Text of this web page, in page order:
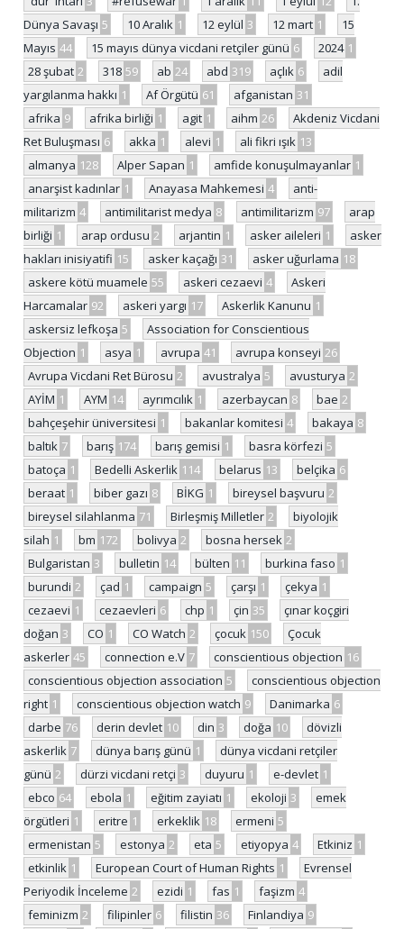
Dünya Savaşı 5 10 Aralık 1 12 eylül 3 12 mart 1
15
Mayıs 44 15 mayıs dünya vicdani retçiler günü 6 2024 1
28 şubat 2 318 59 ab 24 abd 319 açlık 6
adil
yargılanma hakkı 1 Af Örgütü 61 afganistan 31
afrika 9 afrika birliği 1 agit 1 aihm 26
Akdeniz Vicdani
Ret Buluşması 6 akka 1 alevi 1 ali fikri ışık 13
almanya 128 Alper Sapan 1 amfide konuşulmayanlar 1
anarşist kadınlar 1 Anayasa Mahkemesi 4
anti-
militarizm 4 antimilitarist medya 8 antimilitarizm 97
arap
birliği 1 arap ordusu 2 arjantin 1 asker aileleri 1
asker
hakları inisiyatifi 15 asker kaçağı 31 asker uğurlama 18
askere kötü muamele 55 askeri cezaevi 4
Askeri
Harcamalar 92 askeri yargı 17 Askerlik Kanunu 1
askersiz lefkoşa 5
Association for Conscientious
Objection 1 asya 1 avrupa 41 avrupa konseyi 26
Avrupa Vicdani Ret Bürosu 2 avustralya 5 avusturya 2
AYİM 1 AYM 14 ayrımcılık 1 azerbaycan 8 bae 2
bahçeşehir üniversitesi 1 bakanlar komitesi 4 bakaya 8
baltık 7 barış 174 barış gemisi 1 basra körfezi 5
batoça 1 Bedelli Askerlik 114 belarus 13 belçika 6
beraat 1 biber gazı 8 BİKG 1 bireysel başvuru 2
bireysel silahlanma 71 Birleşmiş Milletler 2
biyolojik
silah 1 bm 172 bolivya 2 bosna hersek 2
Bulgaristan 3 bulletin 14 bülten 11 burkina faso 1
burundi 2 çad 1 campaign 5 çarşı 1 çekya 1
cezaevi 1 cezaevleri 6 chp 1 çin 35
çınar koçgiri
doğan 3 CO 1 CO Watch 2 çocuk 150
Çocuk
askerler 45 connection e.V 7 conscientious objection 16
conscientious objection association 5
conscientious objection
right 1 conscientious objection watch 9 Danimarka 6
darbe 76 derin devlet 10 din 3 doğa 10
dövizli
askerlik 7 dünya barış günü 1
dünya vicdani retçiler
günü 2 dürzi vicdani retçi 3 duyuru 1 e-devlet 1
ebco 64 ebola 1 eğitim zayiatı 1 ekoloji 3
emek
örgütleri 1 eritre 1 erkeklik 18 ermeni 5
ermenistan 5 estonya 2 eta 5 etiyopya 4 Etkiniz 1
etkinlik 1 European Court of Human Rights 1
Evrensel
Periyodik İnceleme 2 ezidi 1 fas 1 faşizm 4
feminizm 2 filipinler 6 filistin 36 Finlandiya 9